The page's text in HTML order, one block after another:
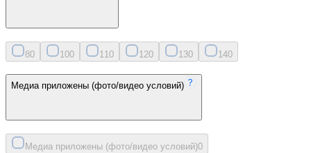
80 100 11 0 120 130 140
Медиа приложены (фото/видео условий)
Медиа приложены (фото/видео условий)0